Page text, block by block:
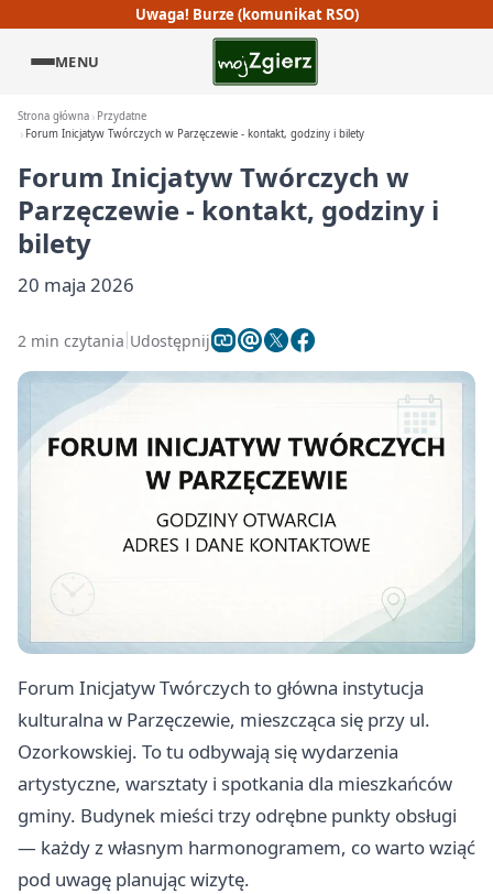
Uwaga! Burze (komunikat RSO)
MENU
Strona główna
Przydatne
Forum Inicjatyw Twórczych w Parzęczewie - kontakt, godziny i bilety
Forum Inicjatyw Twórczych w
Parzęczewie - kontakt, godziny i
bilety
20 maja 2026
2 min czytania Udostępnij
Forum Inicjatyw Twórczych to główna instytucja
kulturalna w Parzęczewie, mieszcząca się przy ul.
Ozorkowskiej. To tu odbywają się wydarzenia
artystyczne, warsztaty i spotkania dla mieszkańców
gminy. Budynek mieści trzy odrębne punkty obsługi
— każdy z własnym harmonogramem, co warto wziąć
pod uwagę planując wizytę.